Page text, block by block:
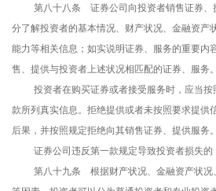
第八十八条 证券公司向投资者销售证券、
分了解投资者的基本情况、财产状况、金融资产
能力等相关信息；如实说明证券、服务的重要内
售、提供与投资者上述状况相匹配的证券、服务。
投资者在购买证券或者接受服务时，应当
款所列真实信息。拒绝提供或者未按照要求提供
后果，并按照规定拒绝向其销售证券、提供服务。
证券公司违反第一款规定导致投资者损失的
第八十九条 根据财产状况、金融资产状况